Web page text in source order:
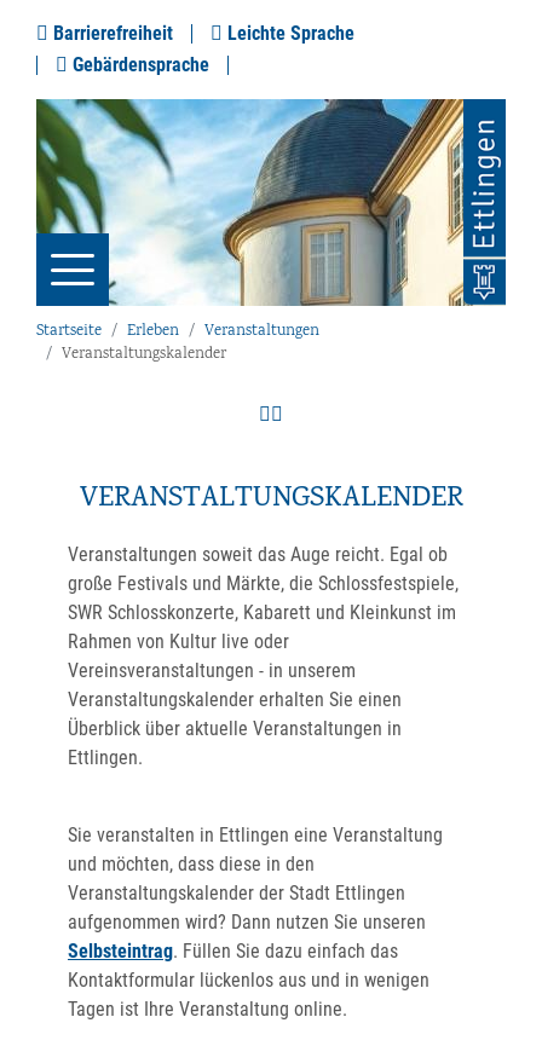
Barrierefreiheit
Leichte Sprache
Gebärdensprache
Startseite Erleben
Veranstaltungen
Veranstaltungskalender
VERANSTALTUNGSKALENDER
Veranstaltungen soweit das Auge reicht. Egal ob
große Festivals und Märkte, die Schlossfestspiele,
SWR Schlosskonzerte, Kabarett und Kleinkunst im
Rahmen von Kultur live oder
Vereinsveranstaltungen - in unserem
Veranstaltungskalender erhalten Sie einen
Überblick über aktuelle Veranstaltungen in
Ettlingen.
Sie veranstalten in Ettlingen eine Veranstaltung
und möchten, dass diese in den
Veranstaltungskalender der Stadt Ettlingen
aufgenommen wird? Dann nutzen Sie unseren
Selbsteintrag. Füllen Sie dazu einfach das
Kontaktformular lückenlos aus und in wenigen
Tagen ist Ihre Veranstaltung online.